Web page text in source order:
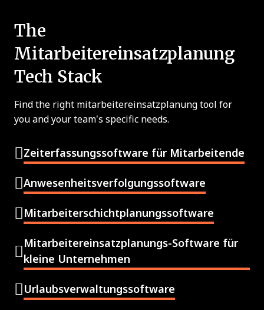
The
Mitarbeitereinsatzplanung
Tech Stack
Find the right mitarbeitereinsatzplanung tool for
you and your team’s specific needs.
Zeiterfassungssoftware für Mitarbeitende
Anwesenheitsverfolgungssoftware
Mitarbeiterschichtplanungssoftware
Mitarbeitereinsatzplanungs-Software für
kleine Unternehmen
Urlaubsverwaltungssoftware